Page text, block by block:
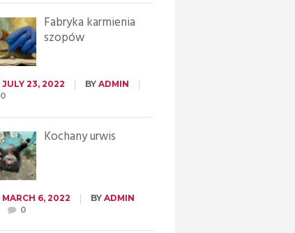
Fabryka karmienia
szopów
JULY 23, 2022 BY ADMIN
0
Kochany urwis
MARCH 6, 2022 BY ADMIN
0